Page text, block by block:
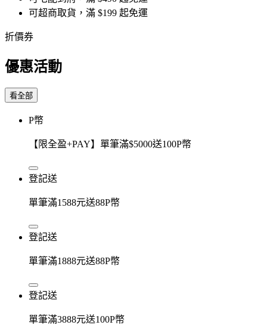
可超商取貨，滿 $199 起免運
折價券
優惠活動
看全部
P幣
【限全盈+PAY】單筆滿$5000送100P幣
登記送
單筆滿1588元送88P幣
登記送
單筆滿1888元送88P幣
登記送
單筆滿3888元送100P幣